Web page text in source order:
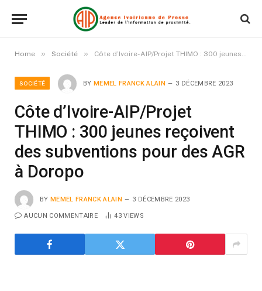
Home » Société » Côte d’Ivoire-AIP/Projet THIMO : 300 jeunes reçoivent des subventions pour des AGR à Doropo
SOCIÉTÉ BY MEMEL FRANCK ALAIN 3 DÉCEMBRE 2023
Côte d’Ivoire-AIP/Projet
THIMO : 300 jeunes reçoivent
des subventions pour des AGR
à Doropo
BY MEMEL FRANCK ALAIN 3 DÉCEMBRE 2023
AUCUN COMMENTAIRE 43VIEWS